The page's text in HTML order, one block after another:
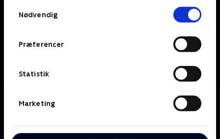
Nødvendig
Præferencer
Statistik
Marketing
Den detaljerede historie om Det Tredje Riges storhed
Hitlers loyale tilhængere, som havde Førerens tillid.